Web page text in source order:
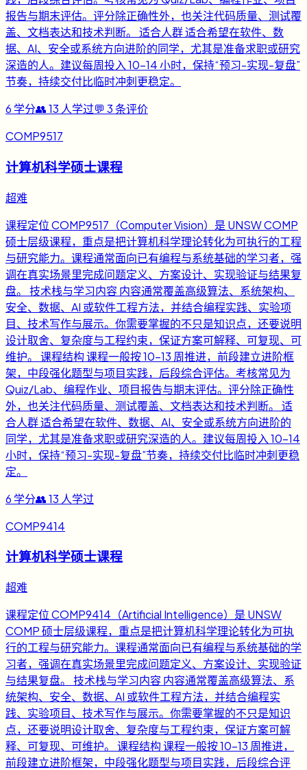
报告与期末评估。评分除正确性外，也关注代码质量、测试覆
盖、文档表达和技术判断。 适合人群 适合希望在软件、数
据、AI、安全或系统方向进阶的同学，尤其是准备求职或研究
深造的人。建议每周投入 10-14 小时，保持“预习-实现-复盘”
节奏，持续交付比临时冲刺更稳定。
6 学分👥13 人学过💬 3条评价
COMP9517
计算机科学硕士课程
超难
课程定位 COMP9517（Computer Vision）是 UNSW COMP
硕士层级课程，重点是把计算机科学理论转化为可执行的工程
与研究能力。课程通常面向已有编程与系统基础的学习者，强
调在真实场景里完成问题定义、方案设计、实现验证与结果复
盘。 技术栈与学习内容 内容通常覆盖高级算法、系统架构、
安全、数据、AI 或软件工程方法，并结合编程实践、实验项
目、技术写作与展示。你需要掌握的不只是知识点，还要说明
设计取舍、复杂度与工程约束，保证方案可解释、可复现、可
维护。 课程结构 课程一般按 10-13 周推进，前段建立进阶框
架，中段强化题型与项目实践，后段综合评估。考核常见为
Quiz/Lab、编程作业、项目报告与期末评估。评分除正确性
外，也关注代码质量、测试覆盖、文档表达和技术判断。 适
合人群 适合希望在软件、数据、AI、安全或系统方向进阶的
同学，尤其是准备求职或研究深造的人。建议每周投入 10-14
小时，保持“预习-实现-复盘”节奏，持续交付比临时冲刺更稳
定。
6 学分👥13 人学过
COMP9414
计算机科学硕士课程
超难
课程定位 COMP9414（Artificial Intelligence）是 UNSW
COMP 硕士层级课程，重点是把计算机科学理论转化为可执
行的工程与研究能力。课程通常面向已有编程与系统基础的学
习者，强调在真实场景里完成问题定义、方案设计、实现验证
与结果复盘。 技术栈与学习内容 内容通常覆盖高级算法、系
统架构、安全、数据、AI 或软件工程方法，并结合编程实
践、实验项目、技术写作与展示。你需要掌握的不只是知识
点，还要说明设计取舍、复杂度与工程约束，保证方案可解
释、可复现、可维护。 课程结构 课程一般按 10-13 周推进，
前段建立进阶框架，中段强化题型与项目实践，后段综合评